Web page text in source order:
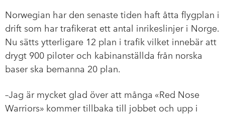
Norwegian har den senaste tiden haft åtta flygplan i
drift som har trafikerat ett antal inrikeslinjer i Norge.
Nu sätts ytterligare 12 plan i trafik vilket innebär att
drygt 900 piloter och kabinanställda från norska
baser ska bemanna 20 plan.
–Jag är mycket glad över att många «Red Nose
Warriors» kommer tillbaka till jobbet och upp i